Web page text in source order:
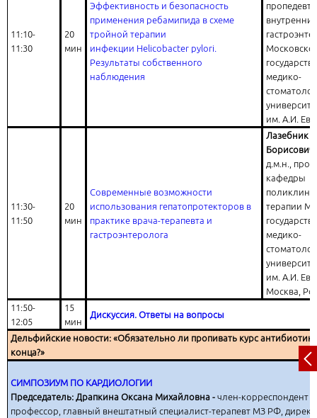
11:10-
11:30
20
мин
Эффективность и безопасность
применения ребамипида в схеме
тройной терапии
инфекции Helicobacter pylori.
Результаты собственного
наблюдения
медико-
им. А.И.
11:30-
11:50
20
мин
Современные возможности
использования гепатопротекторов в
практике врача-терапевта и
гастроэнтеролога
Лазебник
Борисович
д.м.н.,
кафедры
терапии
медико-
им. А.И.
Москва,
11:50-
12:05
15
мин
Дискуссия. Ответы на вопросы
Дельфийские новости: «Обязательно ли пропивать курс
конца?»
СИМПОЗИУМ ПО КАРДИОЛОГИИ
Председатель: Драпкина Оксана Михайловна - член-корреспондент
профессор, главный внештатный специалист-терапевт МЗ РФ,